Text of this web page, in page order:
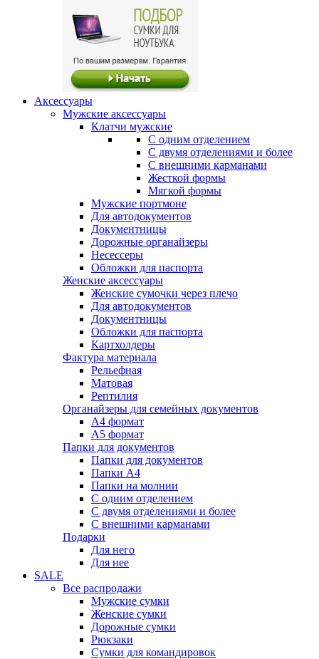
Аксессуары
Мужские аксессуары
Клатчи мужские
С одним отделением
С двумя отделениями и более
С внешними карманами
Жесткой формы
Мягкой формы
Мужские портмоне
Для автодокументов
Документницы
Дорожные органайзеры
Несессеры
Обложки для паспорта
Женские аксессуары
Женские сумочки через плечо
Для автодокументов
Документницы
Обложки для паспорта
Картхолдеры
Фактура материала
Рельефная
Матовая
Рептилия
Органайзеры для семейных документов
А4 формат
А5 формат
Папки для документов
Папки для документов
Папки А4
Папки на молнии
С одним отделением
С двумя отделениями и более
С внешними карманами
Подарки
Для него
Для нее
SALE
Все распродажи
Мужские сумки
Женские сумки
Дорожные сумки
Рюкзаки
Сумки для командировок